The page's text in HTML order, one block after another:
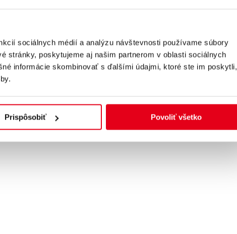
sociálnych médií a analýzu návštevnosti používame súbory
stránky, poskytujeme aj našim partnerom v oblasti sociálnych
informácie skombinovať s ďalšími údajmi, ktoré ste im poskytli,
Prispôsobiť Povoliť všetko